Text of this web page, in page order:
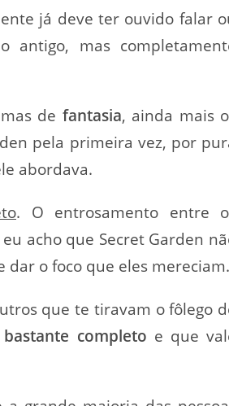
já deve ter ouvido falar
antigo, mas
de fantasia, ainda mais
pela primeira vez, por
abordava.
. O entrosamento entre
eu acho que Secret Garden
dar o foco que eles mereciam.
que te tiravam o fôlego
bastante completo e que